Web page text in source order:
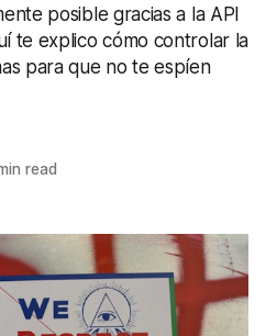
posible gracias a la API
te explico cómo controlar la
para que no te espíen
read